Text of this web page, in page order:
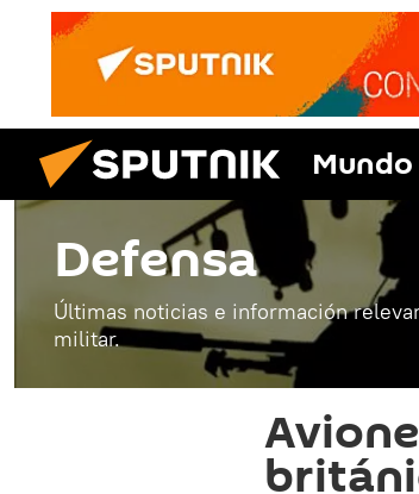
Mundo
Defensa
Últimas noticias e información
militar.